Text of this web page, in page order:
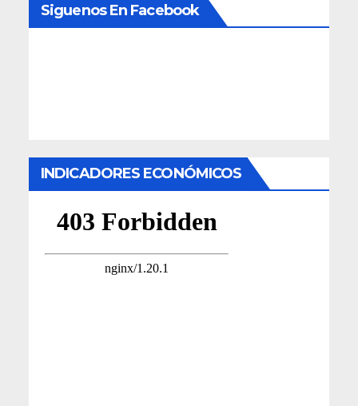
Siguenos En Facebook
INDICADORES ECONÓMICOS